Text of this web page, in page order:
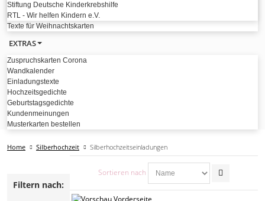
Stiftung Deutsche Kinderkrebshilfe
RTL - Wir helfen Kindern e.V.
Texte für Weihnachtskarten
EXTRAS
Zuspruchskarten Corona
Wandkalender
Einladungstexte
Hochzeitsgedichte
Geburtstagsgedichte
Kundenmeinungen
Musterkarten bestellen
Home Silberhochzeit Silberhochzeitseinladungen
Sortieren nach
Filtern nach: